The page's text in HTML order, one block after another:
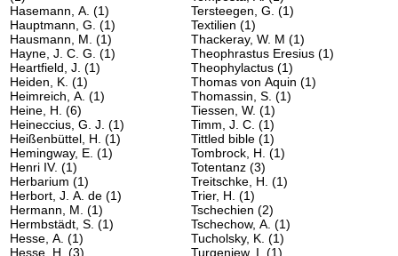
Hasemann, A.(1)
Hauptmann, G.(1)
Hausmann, M.(1)
Hayne, J. C. G.(1)
Heartfield, J.(1)
Heiden, K.(1)
Heimreich, A.(1)
Heine, H.(6)
Heineccius, G. J.(1)
Heißenbüttel, H.(1)
Hemingway, E.(1)
Henri IV.(1)
Herbarium(1)
Herbort, J. A. de(1)
Hermann, M.(1)
Hermbstädt, S.(1)
Hesse, A.(1)
Hesse, H.(3)
Tersteegen, G.(1)
Textilien(1)
Thackeray, W. M(1)
Theophrastus Eresius(1)
Theophylactus(1)
Thomas von Aquin(1)
Thomassin, S.(1)
Tiessen, W.(1)
Timm, J. C.(1)
Tittled bible(1)
Tombrock, H.(1)
Totentanz(3)
Treitschke, H.(1)
Trier, H.(1)
Tschechien(2)
Tschechow, A.(1)
Tucholsky, K.(1)
Turgenjew, I.(1)